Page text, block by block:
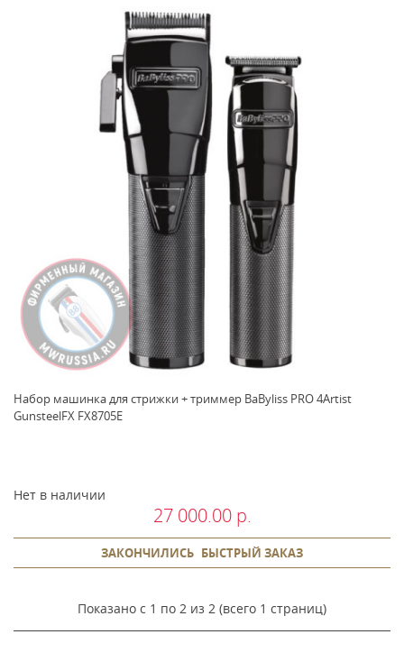
Набор машинка для стрижки + триммер BaByliss PRO 4Artist
GunsteelFX FX8705E
Нет в наличии
27 000.00 р.
ЗАКОНЧИЛИСЬ БЫСТРЫЙ ЗАКАЗ
Показано с 1 по 2 из 2 (всего 1 страниц)